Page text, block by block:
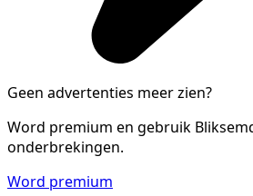
Geen advertenties meer zien?
Word premium en gebruik
onderbrekingen.
Word premium